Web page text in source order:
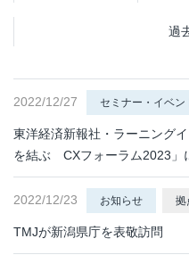
過
2022/12/27 セミナー・イベン
東洋経済新報社・ラーニング
を結ぶ CXフォーラム2023」
2022/12/23 お知らせ 拠
TMJが新潟県庁を表敬訪問